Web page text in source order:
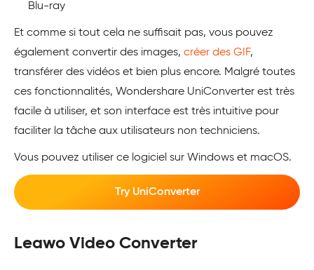
Blu-ray
Et comme si tout cela ne suffisait pas, vous pouvez
également convertir des images, créer des GIF,
transférer des vidéos et bien plus encore. Malgré toutes
ces fonctionnalités, Wondershare UniConverter est très
facile à utiliser, et son interface est très intuitive pour
faciliter la tâche aux utilisateurs non techniciens.
Vous pouvez utiliser ce logiciel sur Windows et macOS.
Try UniConverter
Leawo Video Converter